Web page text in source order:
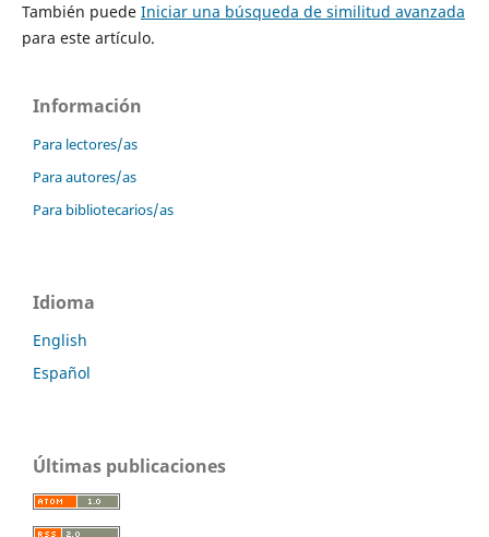
También puede Iniciar una búsqueda de similitud avanzada
para este artículo.
Información
Para lectores/as
Para autores/as
Para bibliotecarios/as
Idioma
English
Español
Últimas publicaciones